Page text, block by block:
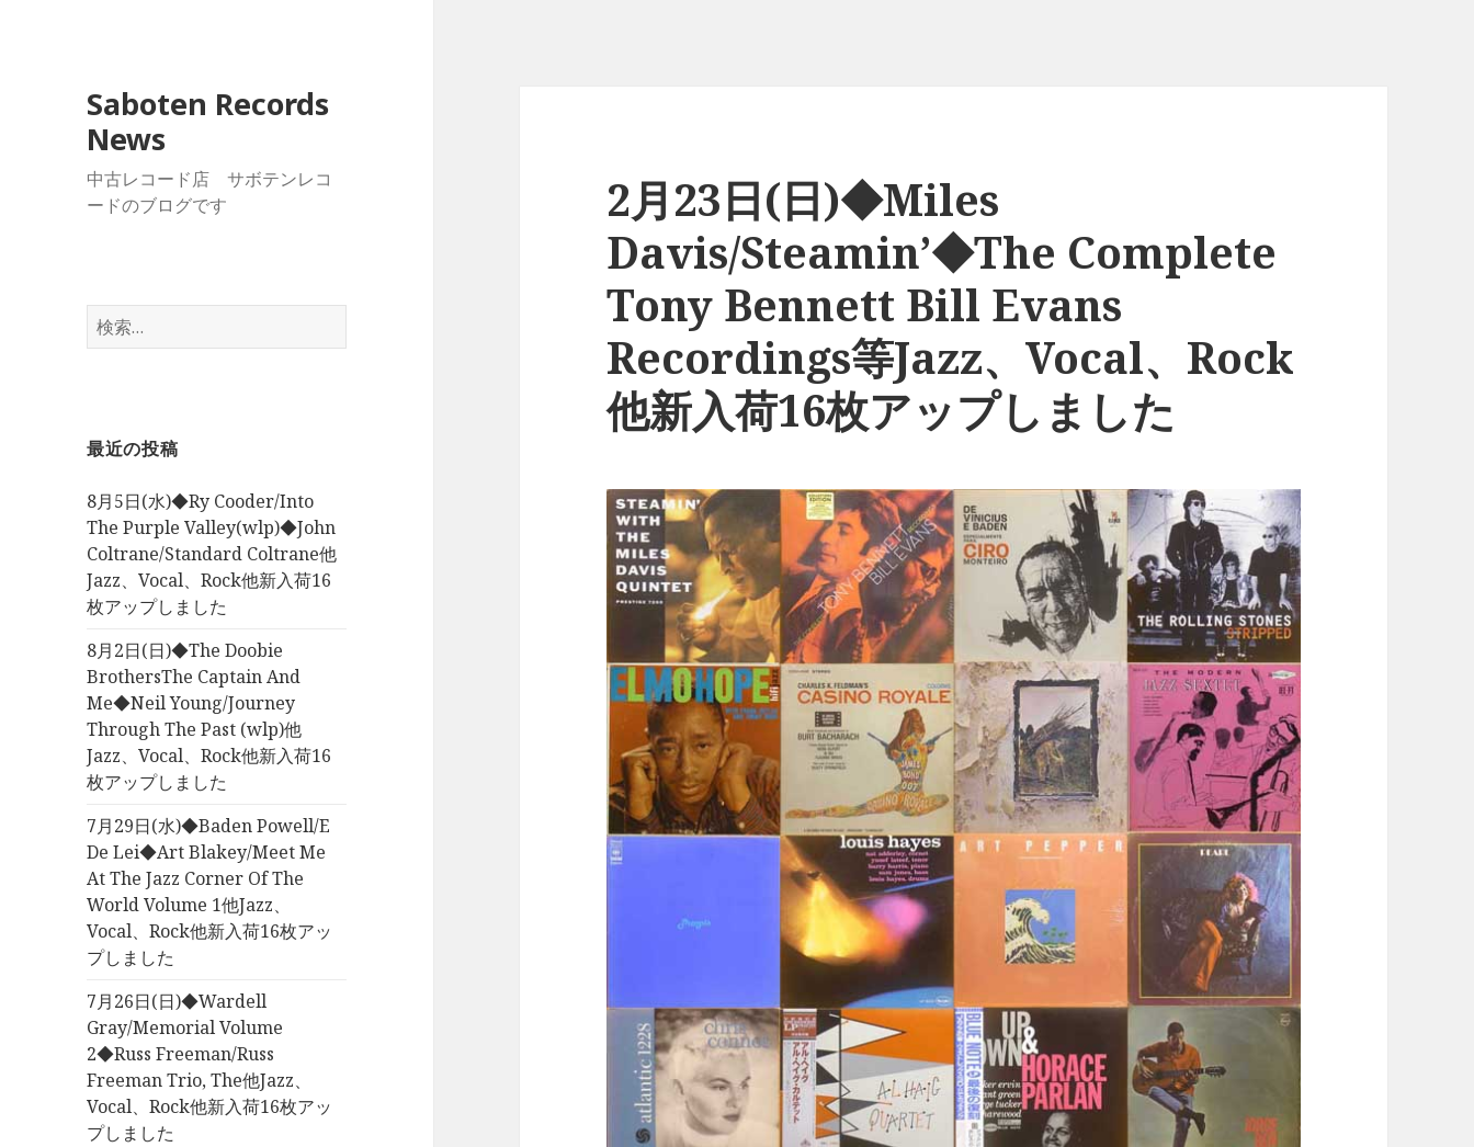
Saboten Records
News
中古レコード店 サボテンレコ
ードのブログです
検
索
最近の投稿
8月5日(水)◆Ry Cooder/Into
The Purple Valley(wlp)◆John
Coltrane/Standard Coltrane他
Jazz、Vocal、Rock他新入荷16
枚アップしました
8月2日(日)◆The Doobie
BrothersThe Captain And
Me◆Neil Young/Journey
Through The Past (wlp)他
Jazz、Vocal、Rock他新入荷16
枚アップしました
7月29日(水)◆Baden Powell/E
De Lei◆Art Blakey/Meet Me
At The Jazz Corner Of The
World Volume 1他Jazz、
Vocal、Rock他新入荷16枚アッ
プしました
7月26日(日)◆Wardell
Gray/Memorial Volume
2◆Russ Freeman/Russ
Freeman Trio, The他Jazz、
Vocal、Rock他新入荷16枚アッ
プしました
2月23日(日)◆Miles
Davis/Steamin’◆The Complete
Tony Bennett Bill Evans
Recordings等Jazz、Vocal、Rock
他新入荷16枚アップしました